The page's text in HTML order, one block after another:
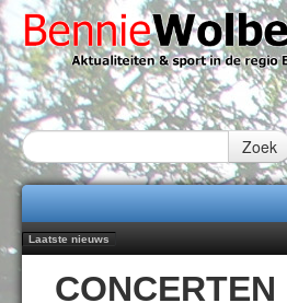
Zoek
Home
Alle categorieën
Laatste nieuws
Daan Lambers tekent eerste profcontract bij
CONCERTEN